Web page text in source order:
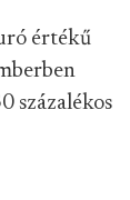
értékű
százalékos